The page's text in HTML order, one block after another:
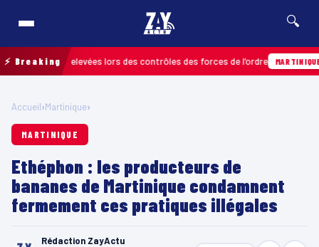
🔍
⚡ Breakingrelevées lors des contrôles des forces de l’ordre MARTINIQUE
Accueil›Martinique›
MARTINIQUE
Ethéphon : les producteurs de
bananes de Martinique condamnent
fermement ces pratiques illégales
Rédaction ZayActu